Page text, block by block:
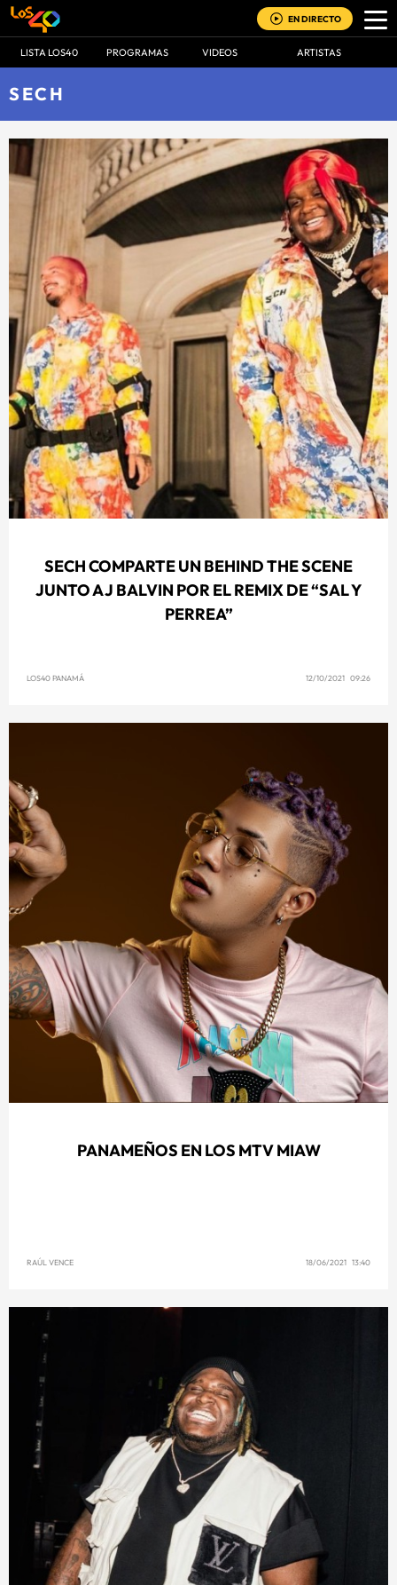
EN DIRECTO
LISTA LOS40 PROGRAMAS VIDEOS ARTISTAS
SECH
SECH COMPARTE UN BEHIND THE SCENE
JUNTO A J BALVIN POR EL REMIX DE “SAL Y
PERREA”
LOS40 PANAMÁ 12/10/2021 09:26
PANAMEÑOS EN LOS MTV MIAW
RAÚL VENCE 18/06/2021 13:40